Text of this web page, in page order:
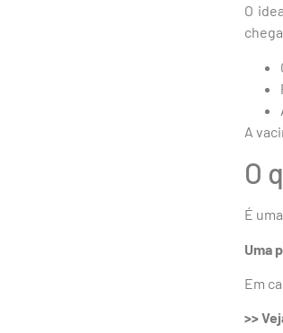
O
A
O
É
Uma
Em
>>